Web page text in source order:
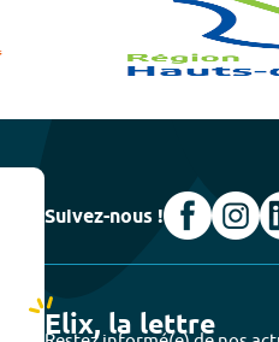
Suivez-nous !
Elix, la lettre